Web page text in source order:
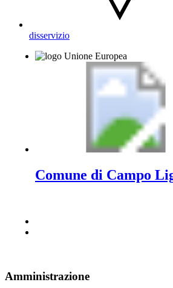
disservizio
Comune di Campo
Amministrazione